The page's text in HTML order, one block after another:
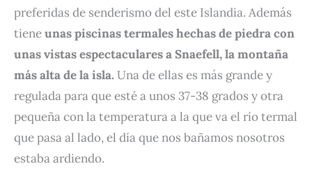
preferidas de senderismo del este Islandia. Además
tieneunas piscinas termales hechas de piedra con
unas vistas espectaculares a Snaefell, la montaña
más alta de la isla. Una de ellas es más grande y
regulada para que esté a unos 37-38 grados y otra
pequeña con la temperatura a la que va el río termal
que pasa al lado, el día que nos bañamos nosotros
estaba ardiendo.